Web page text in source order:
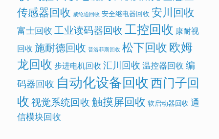
传感器回收 威纶通回收 安全继电器回收 安川回收
富士回收 工业读码器回收工控回收 康耐视
回收 施耐德回收 普洛菲斯回收 松下回收欧姆
龙回收 步进电机回收 汇川回收 温控器回收 编
码器回收 自动化设备回收西门子回
收视觉系统回收触摸屏回收 软启动器回收 通
信模块回收